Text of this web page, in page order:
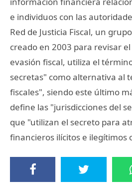
e individuos con las
Red de Justicia Fiscal, un
creado en 2003 para revisar
evasión fiscal, utiliza el
secretas" como alternativa al
fiscales", siendo este último
define las "jurisdicciones del
que "utilizan el secreto para
financieros ilícitos e ilegítimos